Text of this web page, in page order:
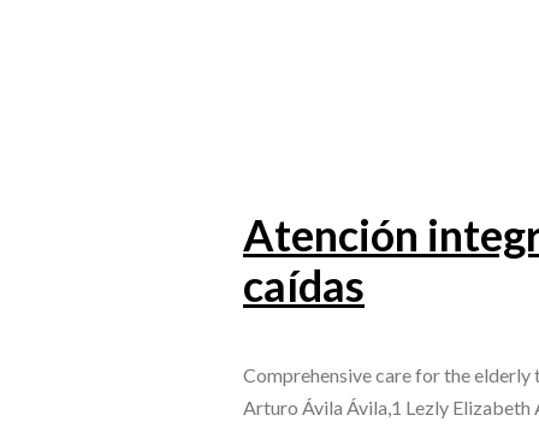
Atención
caídas
Comprehensive care for the
Arturo Ávila Ávila,1 Lezly Elizabeth